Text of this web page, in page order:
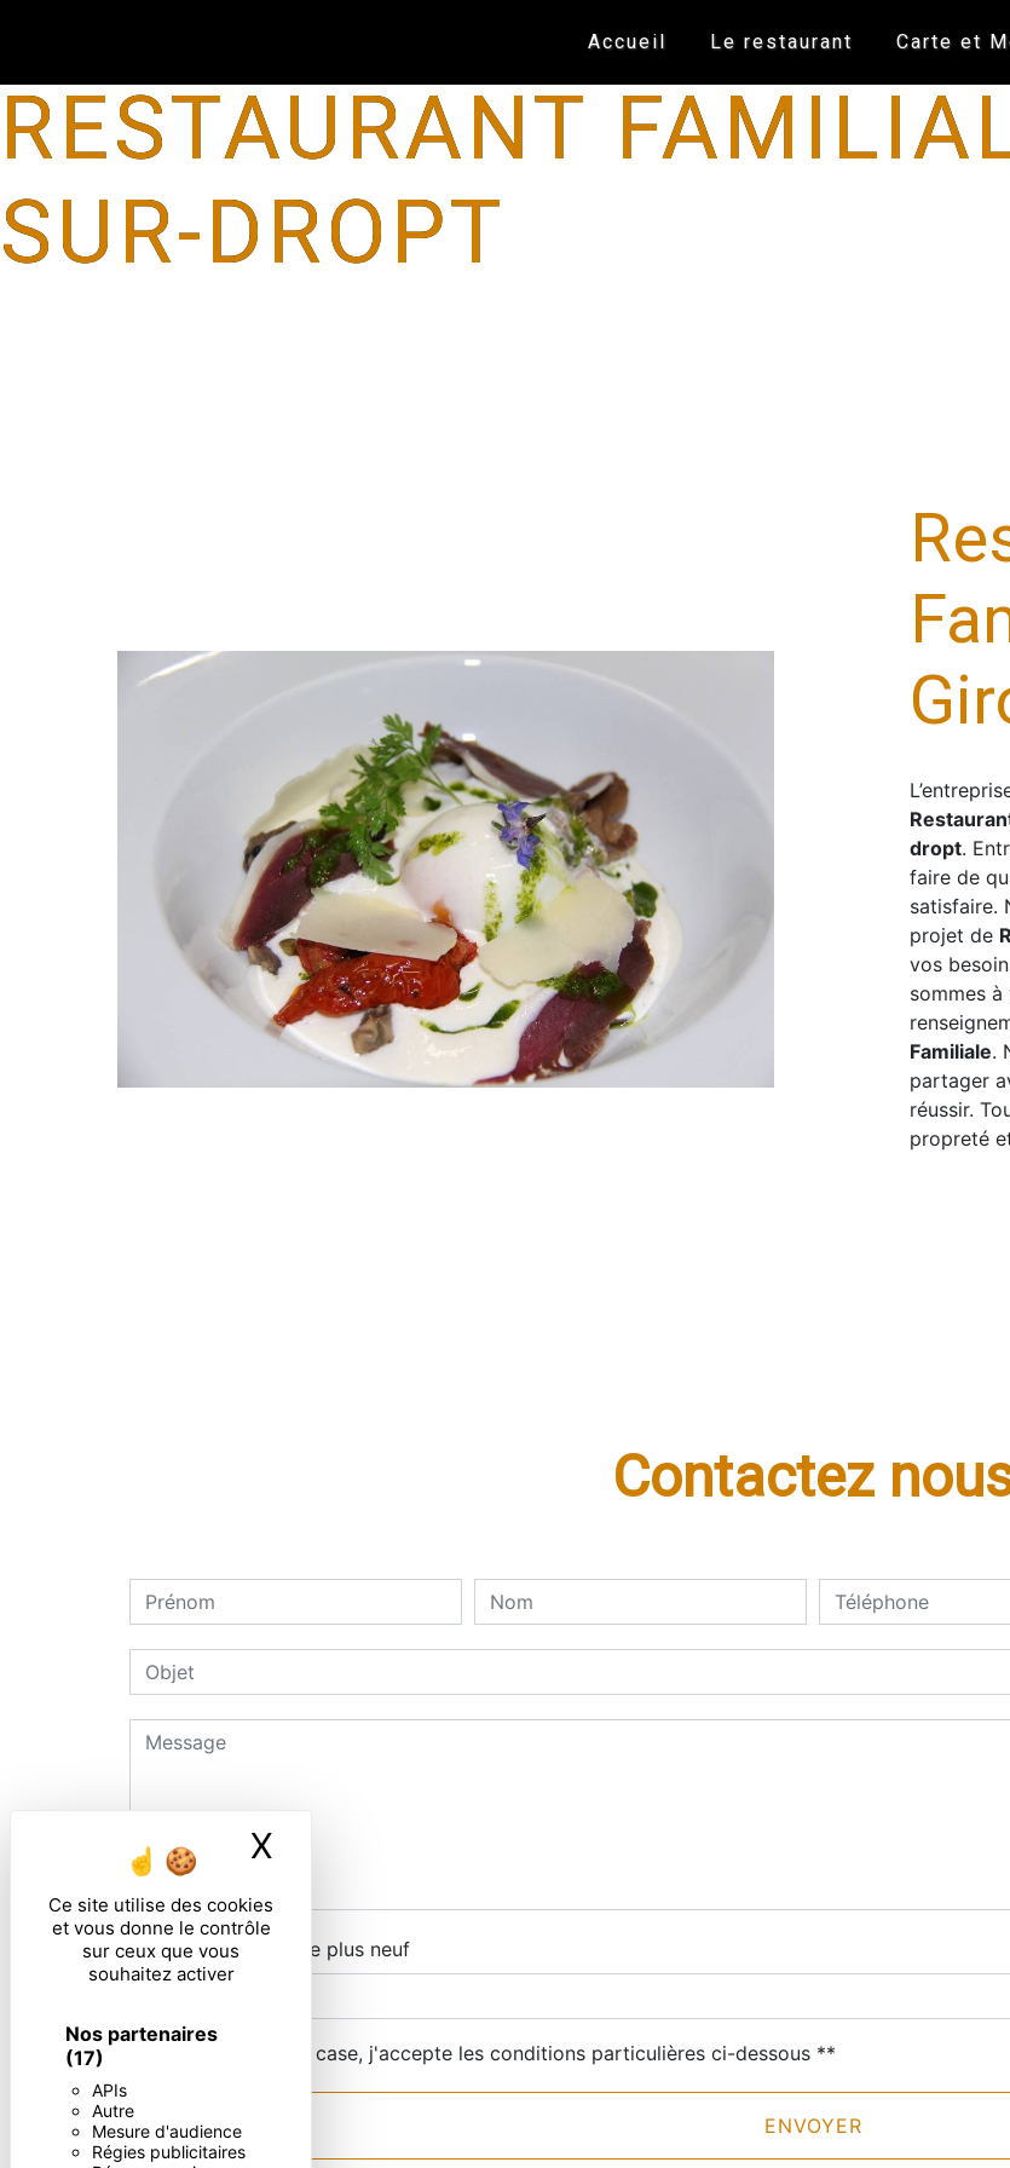
Ce site utilise des cookies
et vous donne le contrôle
sur ceux que vous
souhaitez activer
Nos partenaires
(17)
APIs
Autre
Mesure d'audience
Régies publicitaires
X
Accueil Le restaurant Carte et
RESTAURANT
SUR-DROPT
dropt.
faire de
satisfaire.
projet de
vos
sommes
Familiale.
partager
réussir.
propreté
Contactez
Combien font quatre plus neuf
En cochant cette case, j'accepte les conditions particulières ci-dessous **
ENVOYER